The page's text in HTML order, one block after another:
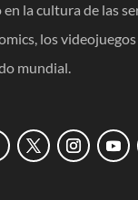
la cultura de las
los
mundial.